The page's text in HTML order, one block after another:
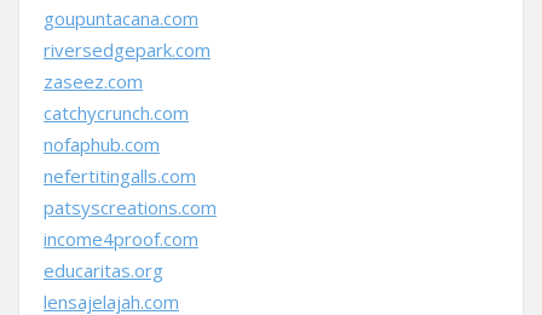
goupuntacana.com
riversedgepark.com
zaseez.com
catchycrunch.com
nofaphub.com
nefertitingalls.com
patsyscreations.com
income4proof.com
educaritas.org
lensajelajah.com